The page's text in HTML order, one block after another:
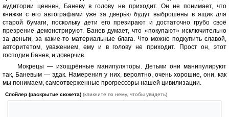
аудитории ценнен, Баневу в голову не приходит. Он не понимает, что
книжки с его автографами уже за дверью будут выброшены в ящик для
старой бумаги, поскольку дети его презирают и достаточно грубо своё
презрение демонстрируют. Банев думает, что «покупают» исключительно
за деньги, за какие-то материальные блага. Что можно подкупить славой,
авторитетом, уважением, ему и в голову не приходит. Прост он, этот
господин Банев, и доверчив.
Мокрецы — изощрённые манипуляторы. Детьми они манипулируют
так, Баневым — эдак. Намерения у них, вероятно, очень хорошие, они, как
мы понимаем, самоотверженные прогрессоры нашей цивилизации.
Спойлер (раскрытие сюжета) (кликните по нему, чтобы увидеть)